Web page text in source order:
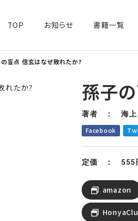
TOP お知らせ 書籍一覧​
盲点 信玄はなぜ敗れたか?
孫子
著者 ： 海上
Facebook
定価 ： 555円
amazon